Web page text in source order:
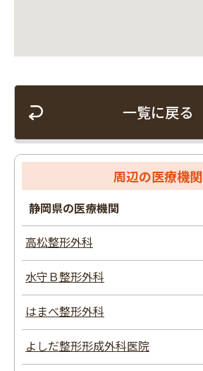
一覧に戻る
周辺の医療機関
静岡県の医療機関
高松整形外科
水守Ｂ整形外科
はまべ整形外科
よしだ整形形成外科医院